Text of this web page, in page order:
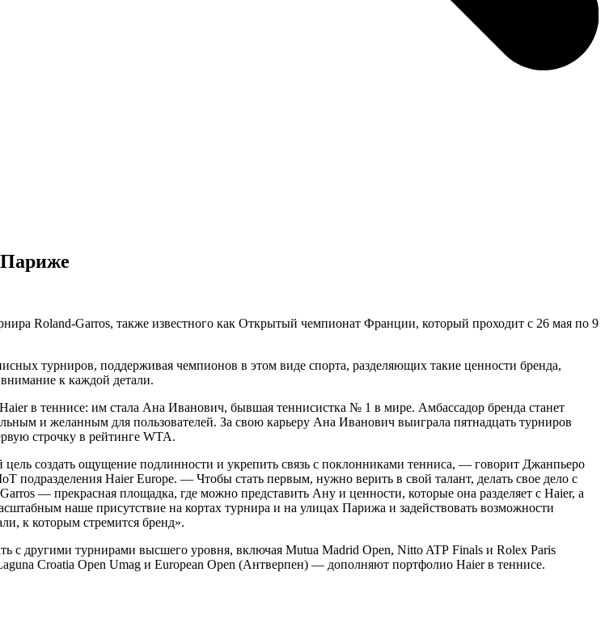
Roland-Garros, также известного как Открытый чемпионат Франции, который проходит с 26 мая по 9
турниров, поддерживая чемпионов в этом виде спорта, разделяющих такие ценности бренда,
к каждой детали.
в теннисе: им стала Ана Иванович, бывшая теннисистка № 1 в мире. Амбассадор бренда станет
и желанным для пользователей. За свою карьеру Ана Иванович выиграла пятнадцать турниров
строчку в рейтинге WTA.
создать ощущение подлинности и укрепить связь с поклонниками тенниса, — говорит Джанпьеро
подразделения Haier Europe. — Чтобы стать первым, нужно верить в свой талант, делать свое дело с
— прекрасная площадка, где можно представить Ану и ценности, которые она разделяет с Haier, а
наше присутствие на кортах турнира и на улицах Парижа и задействовать возможности
к которым стремится бренд».
с другими турнирами высшего уровня, включая Mutua Madrid Open, Nitto ATР Finals и Rolex Paris
Croatia Open Umag и European Open (Антверпен) — дополняют портфолио Haier в теннисе.